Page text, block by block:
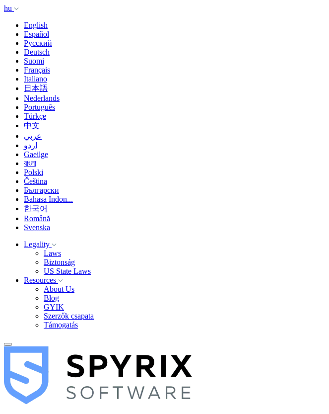
hu
English
Español
Русский
Deutsch
Suomi
Français
Italiano
日本語
Nederlands
Português
Türkçe
中文
عربي
اردو
Gaeilge
বাংলা
Polski
Čeština
Български
Bahasa Indon...
한국어
Română
Svenska
Legality
Laws
Biztonság
US State Laws
Resources
About Us
Blog
GYIK
Szerzők csapata
Támogatás